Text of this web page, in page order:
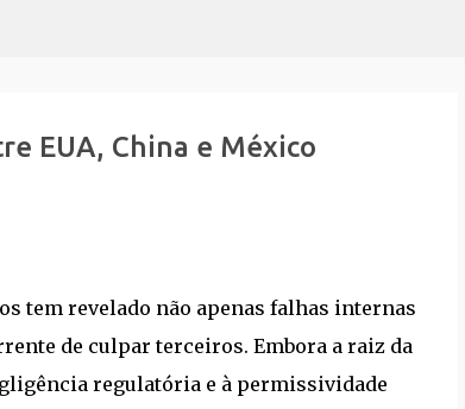
EUA, China e México
tem revelado não apenas falhas internas
de culpar terceiros. Embora a raiz da
regulatória e à permissividade